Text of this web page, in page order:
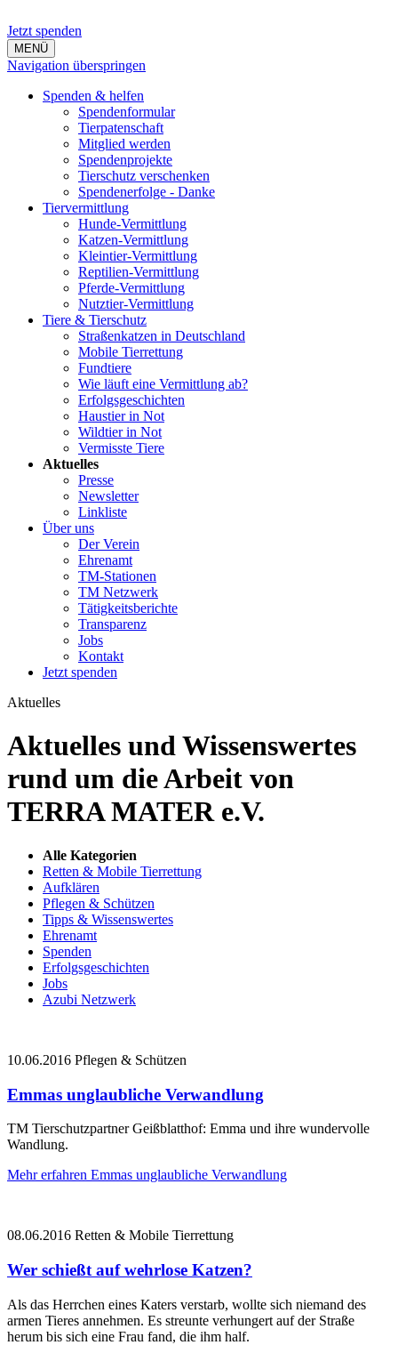
Jetzt spenden
MENÜ
Navigation überspringen
Spenden & helfen
Spendenformular
Tierpatenschaft
Mitglied werden
Spendenprojekte
Tierschutz verschenken
Spendenerfolge - Danke
Tiervermittlung
Hunde-Vermittlung
Katzen-Vermittlung
Kleintier-Vermittlung
Reptilien-Vermittlung
Pferde-Vermittlung
Nutztier-Vermittlung
Tiere & Tierschutz
Straßenkatzen in Deutschland
Mobile Tierrettung
Fundtiere
Wie läuft eine Vermittlung ab?
Erfolgsgeschichten
Haustier in Not
Wildtier in Not
Vermisste Tiere
Aktuelles
Presse
Newsletter
Linkliste
Über uns
Der Verein
Ehrenamt
TM-Stationen
TM Netzwerk
Tätigkeitsberichte
Transparenz
Jobs
Kontakt
Jetzt spenden
Aktuelles
Aktuelles und Wissenswertes
rund um die Arbeit von
TERRA MATER e.V.
Alle Kategorien
Retten & Mobile Tierrettung
Aufklären
Pflegen & Schützen
Tipps & Wissenswertes
Ehrenamt
Spenden
Erfolgsgeschichten
Jobs
Azubi Netzwerk
10.06.2016 Pflegen & Schützen
Emmas unglaubliche Verwandlung
TM Tierschutzpartner Geißblatthof: Emma und ihre wundervolle
Wandlung.
Mehr erfahren Emmas unglaubliche Verwandlung
08.06.2016 Retten & Mobile Tierrettung
Wer schießt auf wehrlose Katzen?
Als das Herrchen eines Katers verstarb, wollte sich niemand des
armen Tieres annehmen. Es streunte verhungert auf der Straße
herum bis sich eine Frau fand, die ihm half.